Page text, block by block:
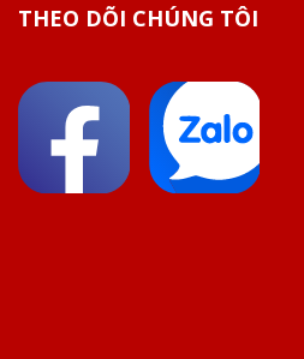
THEO DÕI CHÚNG TÔI